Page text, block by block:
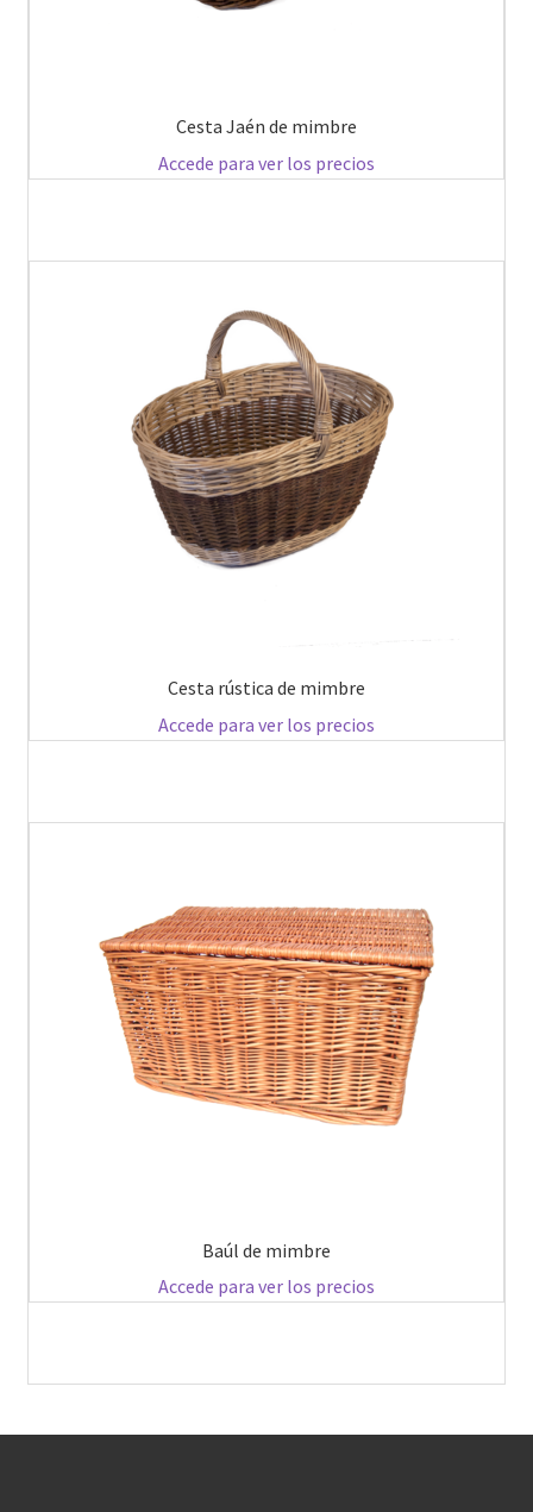
Cesta Jaén de mimbre
Accede para ver los precios
Cesta rústica de mimbre
Accede para ver los precios
Baúl de mimbre
Accede para ver los precios